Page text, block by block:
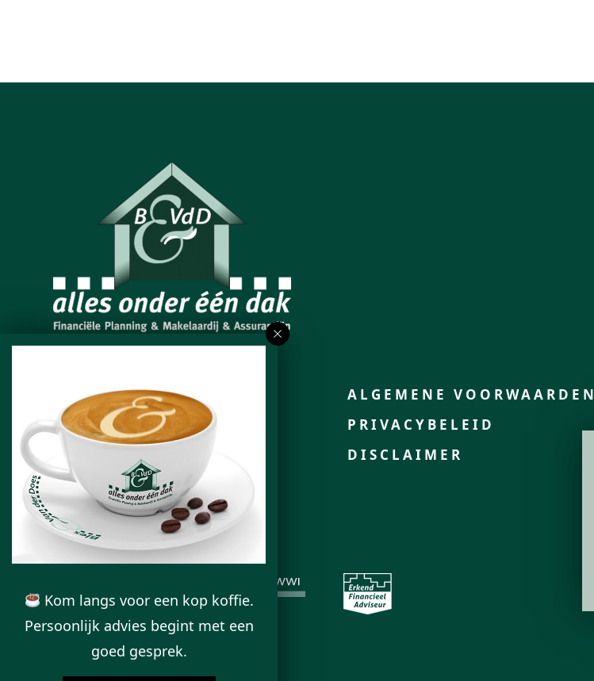
Neem contact op
053 – 800 10 10
info@blesvanderdoes.nl
KvK. 08110463
ALGEMENE VOORWAARDEN
PRIVACYBELEID
DISCLAIMER
Kom langs voor een kop koffie.
Persoonlijk advies begint met een
goed gesprek.